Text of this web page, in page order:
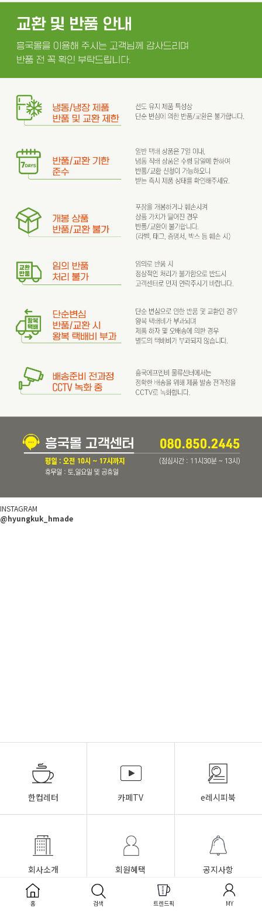
INSTAGRAM
@hyungkuk_hmade
한컵레터 카페TV e레시피북
회사소개 회원혜택 공지사항
이용안내 개인정보취급방침
홈 검색 트렌드픽 MY